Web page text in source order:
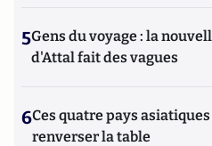
5Gens du voyage : la
d'Attal fait des vagues
6Ces quatre pays
renverser la table